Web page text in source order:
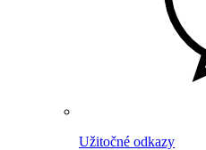
Užitočné odkazy